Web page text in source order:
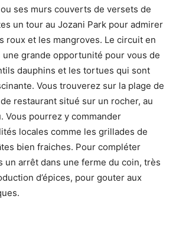
ses murs couverts de versets de
un tour au Jozani Park pour admirer
roux et les mangroves. Le circuit en
une grande opportunité pour vous de
dauphins et les tortues qui sont
Vous trouverez sur la plage de
restaurant situé sur un rocher, au
Vous pourrez y commander
locales comme les grillades de
bien fraiches. Pour compléter
un arrêt dans une ferme du coin, très
d’épices, pour gouter aux